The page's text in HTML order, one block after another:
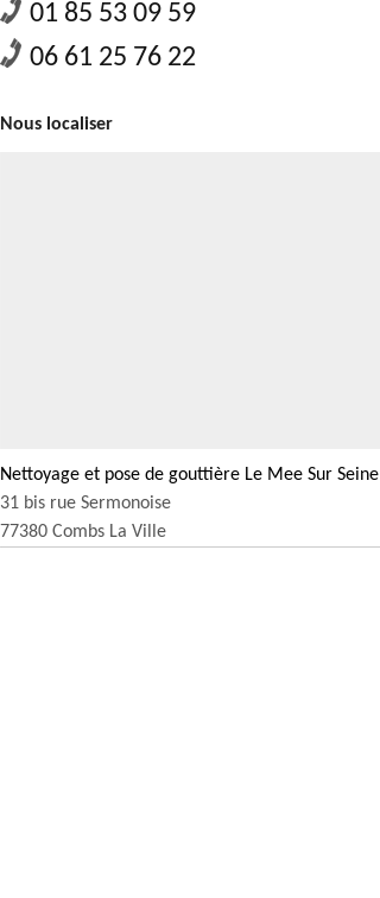
01 85 53 09 59
06 61 25 76 22
Nous localiser
Nettoyage et pose de gouttière Le Mee Sur Seine
31 bis rue Sermonoise
77380 Combs La Ville